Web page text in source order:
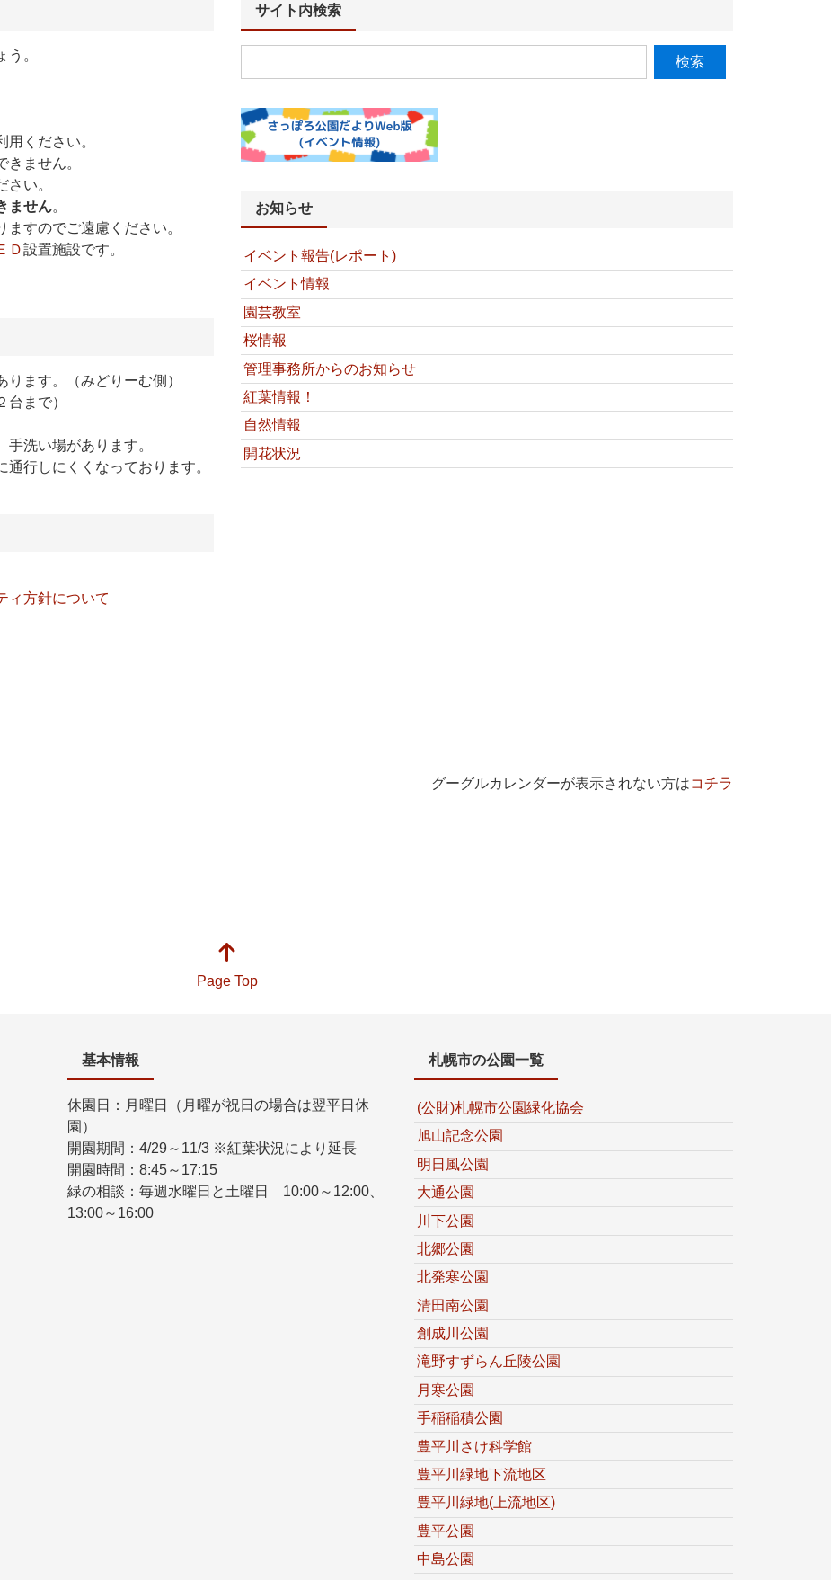
。
用ください。
きません。
い。
ません。
すのでご遠慮ください。
Ｄ設置施設です。
ります。（みどりーむ側）
台まで）
手洗い場があります。
通行しにくくなっております。
ィ方針について
サイト内検索
お知らせ
イベント報告(レポート)
イベント情報
園芸教室
桜情報
管理事務所からのお知らせ
紅葉情報！
自然情報
開花状況
グーグルカレンダーが表示されない方はコチラ
Page Top
基本情報
休園日：月曜日（月曜が祝日の場合は翌平日休
園）
開園期間：4/29～11/3 ※紅葉状況により延長
開園時間：8:45～17:15
緑の相談：毎週水曜日と土曜日 10:00～12:00、
13:00～16:00
札幌市の公園一覧
(公財)札幌市公園緑化協会
旭山記念公園
明日風公園
大通公園
川下公園
北郷公園
北発寒公園
清田南公園
創成川公園
滝野すずらん丘陵公園
月寒公園
手稲稲積公園
豊平川さけ科学館
豊平川緑地下流地区
豊平川緑地(上流地区)
豊平公園
中島公園